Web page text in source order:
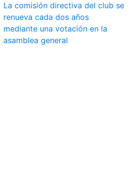
La comisión directiva del club se
renueva cada dos años
mediante una votación en la
asamblea general